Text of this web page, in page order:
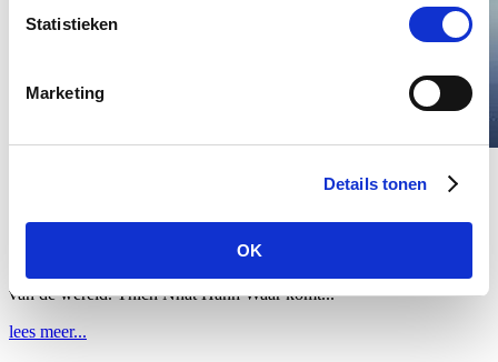
Statistieken
Marketing
Details tonen
OK
In het NU, liggen de schatten van ons geluk, onze vrede en de vrede
van de wereld. Thich Nhat Hanh Waar komt...
lees meer...